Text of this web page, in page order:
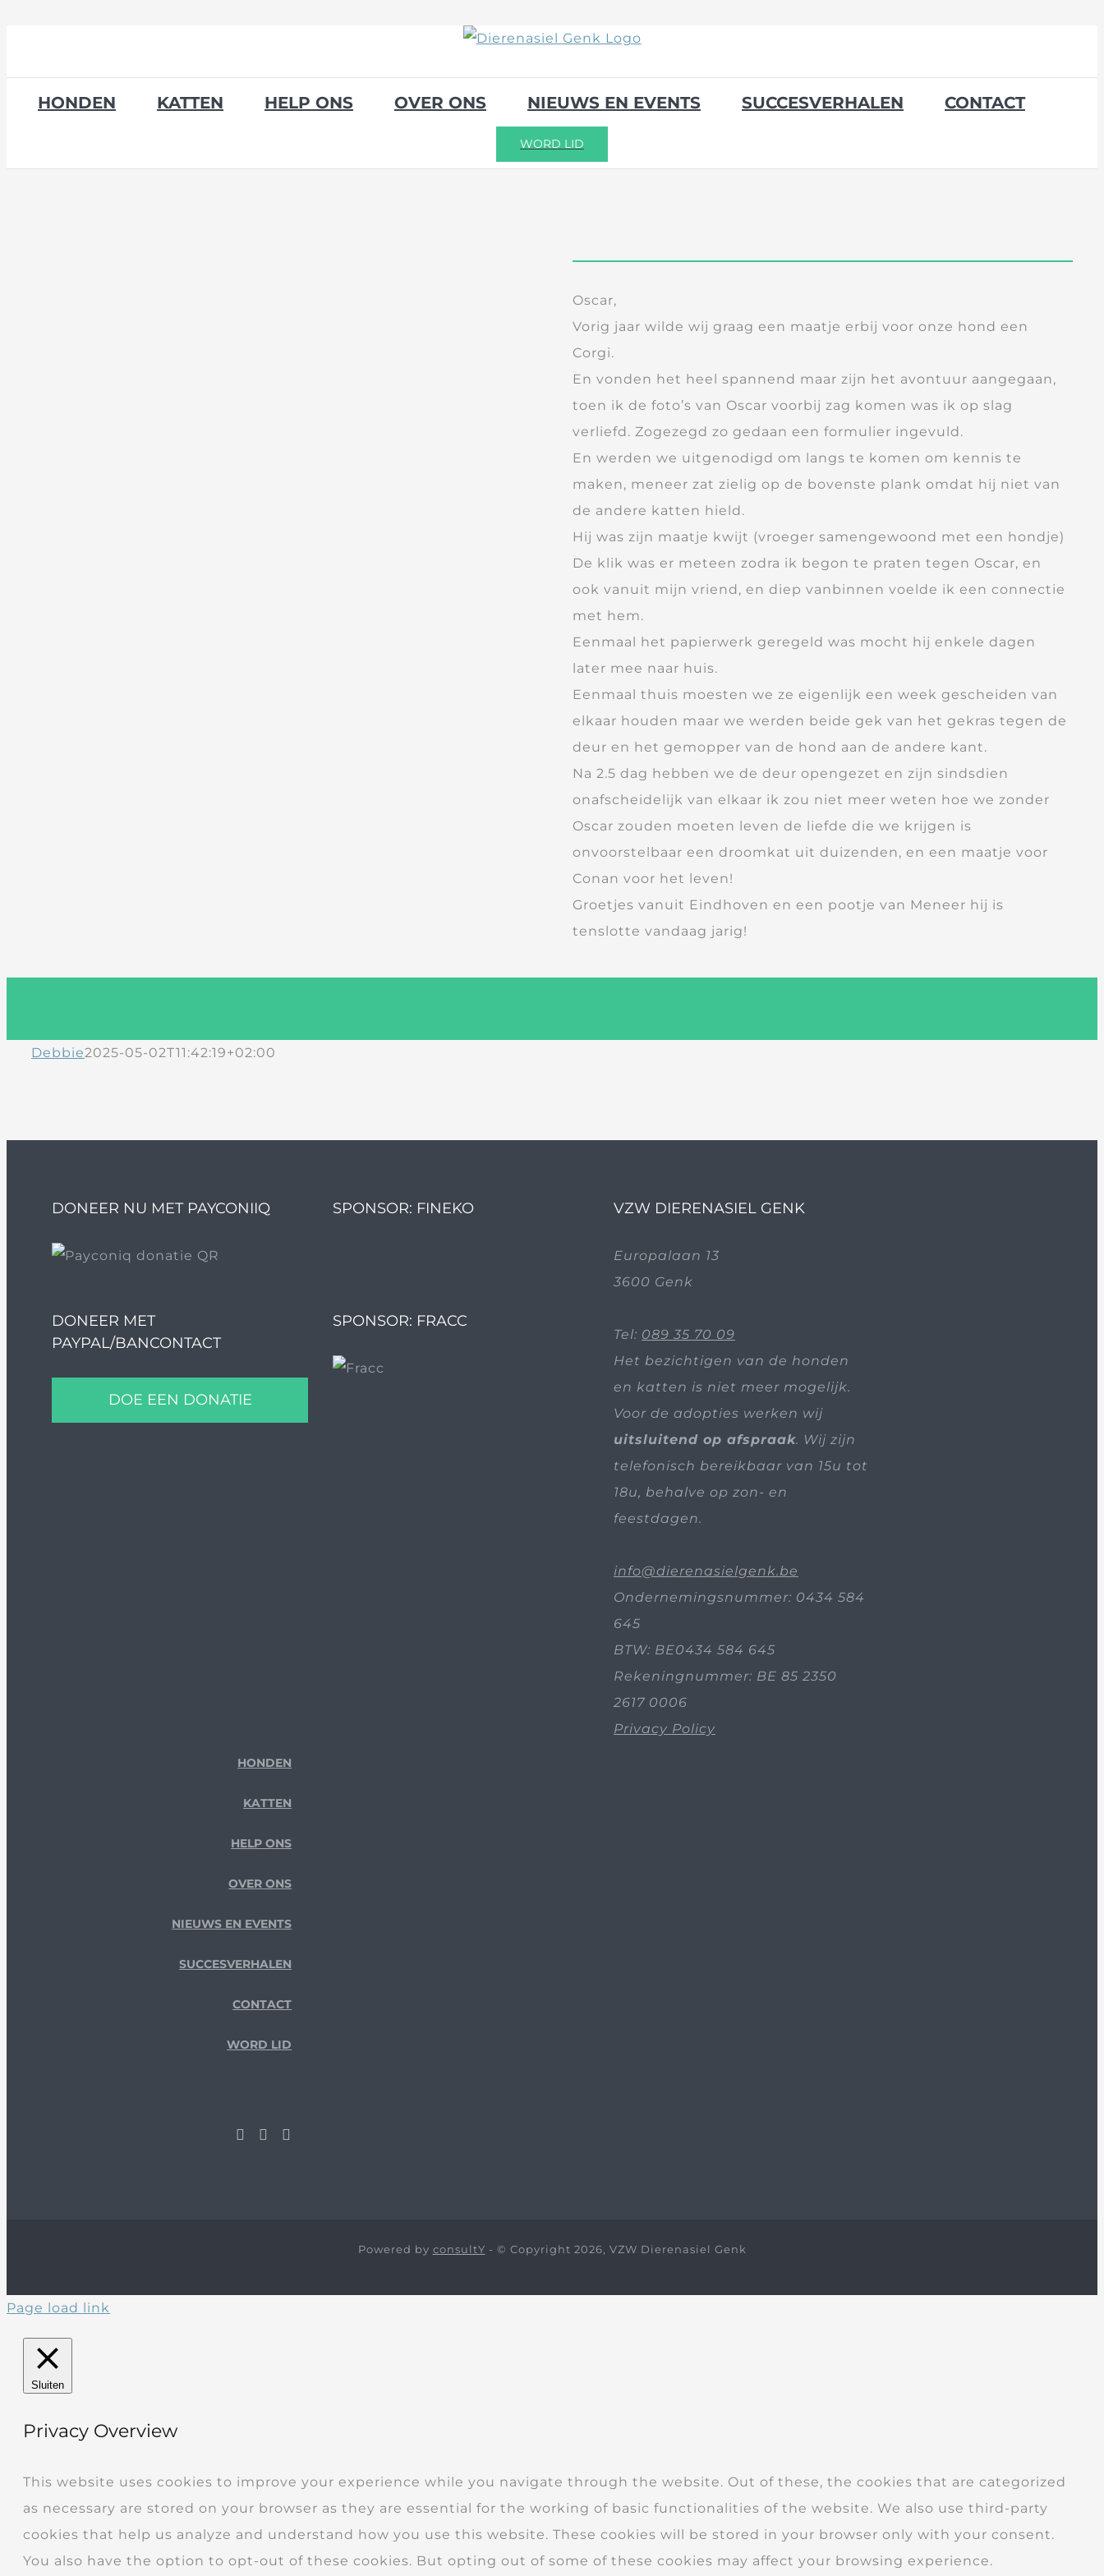
HONDEN KATTEN HELP ONS OVER ONS NIEUWS EN EVENTS SUCCESVERHALEN CONTACT
WORD LID
Oscar,
Vorig jaar wilde wij graag een maatje erbij voor onze hond een
Corgi.
En vonden het heel spannend maar zijn het avontuur aangegaan,
toen ik de foto’s van Oscar voorbij zag komen was ik op slag
verliefd. Zogezegd zo gedaan een formulier ingevuld.
En werden we uitgenodigd om langs te komen om kennis te
maken, meneer zat zielig op de bovenste plank omdat hij niet van
de andere katten hield.
Hij was zijn maatje kwijt (vroeger samengewoond met een hondje)
De klik was er meteen zodra ik begon te praten tegen Oscar, en
ook vanuit mijn vriend, en diep vanbinnen voelde ik een connectie
met hem.
Eenmaal het papierwerk geregeld was mocht hij enkele dagen
later mee naar huis.
Eenmaal thuis moesten we ze eigenlijk een week gescheiden van
elkaar houden maar we werden beide gek van het gekras tegen de
deur en het gemopper van de hond aan de andere kant.
Na 2.5 dag hebben we de deur opengezet en zijn sindsdien
onafscheidelijk van elkaar ik zou niet meer weten hoe we zonder
Oscar zouden moeten leven de liefde die we krijgen is
onvoorstelbaar een droomkat uit duizenden, en een maatje voor
Conan voor het leven!
Groetjes vanuit Eindhoven en een pootje van Meneer hij is
tenslotte vandaag jarig!
Debbie2025-05-02T11:42:19+02:00
DONEER NU MET PAYCONIIQ
DONEER MET
PAYPAL/BANCONTACT
DOE EEN DONATIE
SPONSOR: FINEKO
SPONSOR: FRACC
VZW DIERENASIEL GENK
Europalaan 13
3600 Genk
Tel: 089 35 70 09
Het bezichtigen van de honden
en katten is niet meer mogelijk.
Voor de adopties werken wij
uitsluitend op afspraak. Wij zijn
telefonisch bereikbaar van 15u tot
18u, behalve op zon- en
feestdagen.
info@dierenasielgenk.be
Ondernemingsnummer: 0434 584
645
BTW: BE0434 584 645
Rekeningnummer: BE 85 2350
2617 0006
Privacy Policy
HONDEN
KATTEN
HELP ONS
OVER ONS
NIEUWS EN EVENTS
SUCCESVERHALEN
CONTACT
WORD LID
Powered by consultY - © Copyright 2026, VZW Dierenasiel Genk
Page load link
Sluiten
Privacy Overview
This website uses cookies to improve your experience while you navigate through the website. Out of these, the cookies that are categorized
as necessary are stored on your browser as they are essential for the working of basic functionalities of the website. We also use third-party
cookies that help us analyze and understand how you use this website. These cookies will be stored in your browser only with your consent.
You also have the option to opt-out of these cookies. But opting out of some of these cookies may affect your browsing experience.